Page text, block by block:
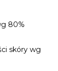
80%
skóry wg